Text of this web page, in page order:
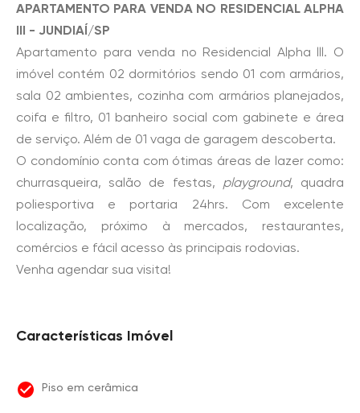
APARTAMENTO PARA VENDA NO RESIDENCIAL ALPHA
III - JUNDIAÍ/SP
Apartamento para venda no Residencial Alpha lll. O
imóvel contém 02 dormitórios sendo 01 com armários,
sala 02 ambientes, cozinha com armários planejados,
coifa e filtro, 01 banheiro social com gabinete e área
de serviço. Além de 01 vaga de garagem descoberta.
O condomínio conta com ótimas áreas de lazer como:
churrasqueira, salão de festas, playground, quadra
poliesportiva e portaria 24hrs. Com excelente
localização, próximo à mercados, restaurantes,
comércios e fácil acesso às principais rodovias.
Venha agendar sua visita!
Características Imóvel
Piso em cerâmica